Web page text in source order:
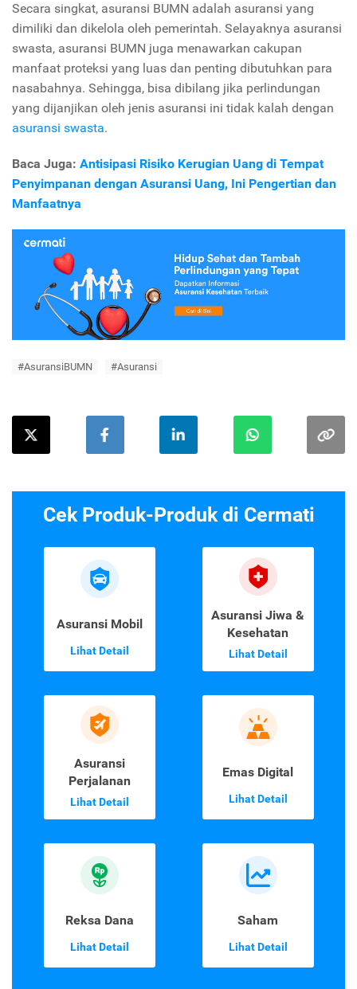
Secara singkat, asuransi BUMN adalah asuransi yang
dimiliki dan dikelola oleh pemerintah. Selayaknya asuransi
swasta, asuransi BUMN juga menawarkan cakupan
manfaat proteksi yang luas dan penting dibutuhkan para
nasabahnya. Sehingga, bisa dibilang jika perlindungan
yang dijanjikan oleh jenis asuransi ini tidak kalah dengan
asuransi swasta.
Baca Juga: Antisipasi Risiko Kerugian Uang di Tempat
Penyimpanan dengan Asuransi Uang, Ini Pengertian dan
Manfaatnya
#AsuransiBUMN #Asuransi
Cek Produk-Produk di Cermati
Asuransi Mobil
Lihat Detail
Asuransi Jiwa &
Kesehatan
Lihat Detail
Asuransi
Perjalanan
Lihat Detail
Emas Digital
Lihat Detail
Reksa Dana
Lihat Detail
Saham
Lihat Detail